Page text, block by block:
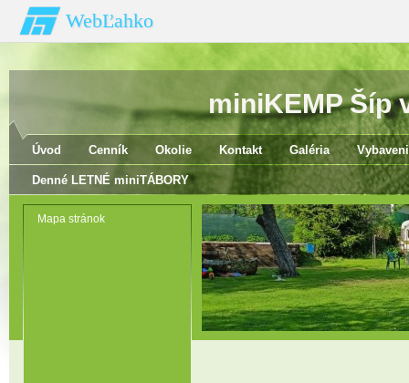
WebĽahko
miniKEMP Šíp
Úvod Cenník Okolie Kontakt Galéria
Denné LETNÉ miniTÁBORY
Mapa stránok